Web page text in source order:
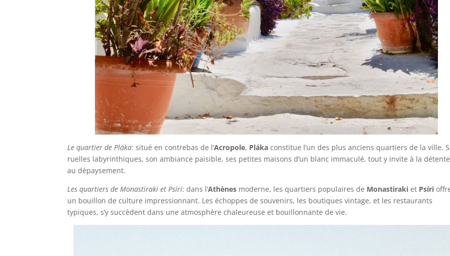
Le quartier de Pláka: situé en contrebas de l’Acropole, Pláka constitue l’un des plus anciens quartiers de la ville.
ruelles labyrinthiques, son ambiance paisible, ses petites maisons d’un blanc immaculé, tout y invite à la
au dépaysement.
Les quartiers de Monastiraki et Psíri: dans l’Athènes moderne, les quartiers populaires de Monastiraki et Psíri
un bouillon de culture impressionnant. Les échoppes de souvenirs, les boutiques vintage, et les restaurants
typiques, s’y succèdent dans une atmosphère chaleureuse et bouillonnante de vie.